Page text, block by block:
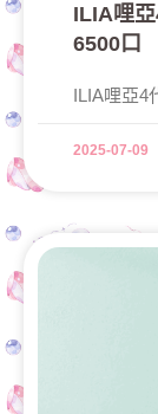
ILIA哩
6500口
ILIA哩亞4
2025-07-09